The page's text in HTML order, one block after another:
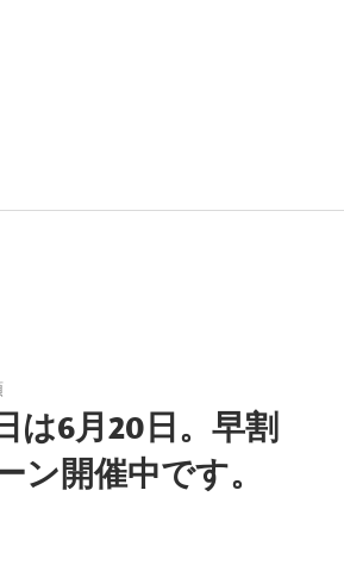
は6月20日。早割
ン開催中です。